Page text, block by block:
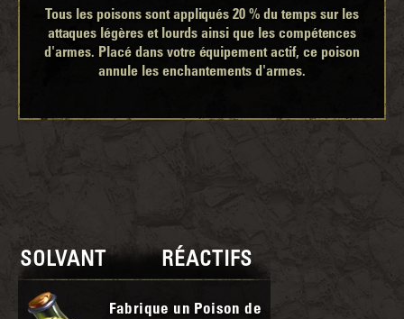
Tous les poisons sont appliqués 20 % du temps sur les
attaques légères et lourds ainsi que les compétences
d'armes. Placé dans votre équipement actif, ce poison
annule les enchantements d'armes.
SOLVANT RÉACTIFS
Fabrique un Poison de